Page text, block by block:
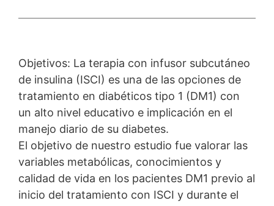
Objetivos: La terapia con infusor subcutáneo
de insulina (ISCI) es una de las opciones de
tratamiento en diabéticos tipo 1 (DM1) con
un alto nivel educativo e implicación en el
manejo diario de su diabetes.
El objetivo de nuestro estudio fue valorar las
variables metabólicas, conocimientos y
calidad de vida en los pacientes DM1 previo al
inicio del tratamiento con ISCI y durante el